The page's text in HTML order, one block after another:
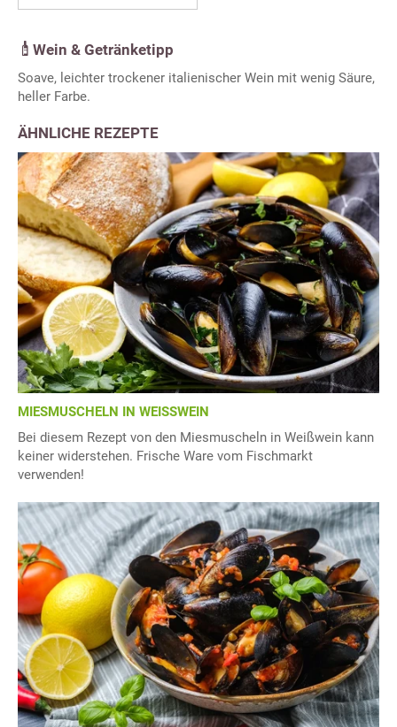
Wein & Getränketipp
Soave, leichter trockener italienischer Wein mit wenig Säure,
heller Farbe.
ÄHNLICHE REZEPTE
MIESMUSCHELN IN WEISSWEIN
Bei diesem Rezept von den Miesmuscheln in Weißwein kann
keiner widerstehen. Frische Ware vom Fischmarkt
verwenden!